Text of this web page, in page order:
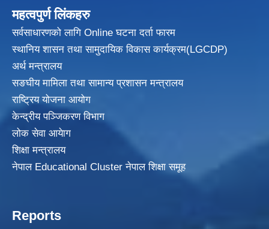
महत्वपुर्ण लिंकहरु
सर्वसाधारणको लागि Online घटना दर्ता फारम
स्थानिय शासन तथा सामुदायिक विकासकार्यक्रम(LGCDP)
अर्थ मन्त्रालय
सङघीय मामिला तथा सामान्य प्रशासन मन्त्रालय
राष्ट्रिय योजना आयोग
केन्द्रीय पञ्जिकरण विभाग
लोक सेवा आयेाग
शिक्षा मन्त्रालय
नेपाल Educational Cluster नेपाल शिक्षा समूह
Reports